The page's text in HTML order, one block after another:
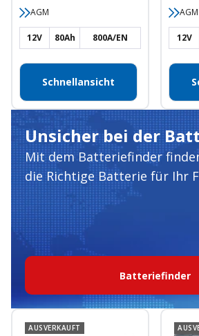
AGM
12V 80Ah 800A/EN
Schnellansicht
AGM
12V
Unsicher bei der
Mit dem Batteriefinder
die Richtige Batterie für Ihr
Batteriefinder
AUSVERKAUFT